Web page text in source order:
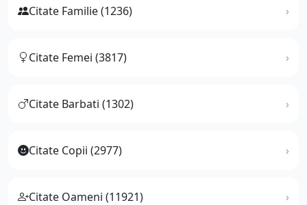
Citate Familie (1236)
Citate Femei (3817)
Citate Barbati (1302)
Citate Copii (2977)
Citate Oameni (11921)